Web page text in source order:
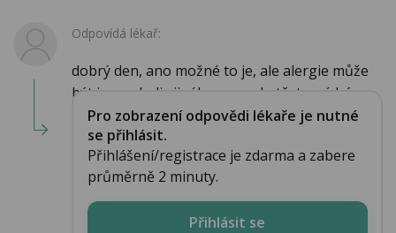
Odpovídá lékař:
dobrý den, ano možné to je, ale alergie může
být i na cokoliv jiného co se do těsta míchá,...
Pro zobrazení odpovědi lékaře je nutné
se přihlásit.
Přihlášení/registrace je zdarma a zabere
průměrně 2 minuty.
Přihlásit se